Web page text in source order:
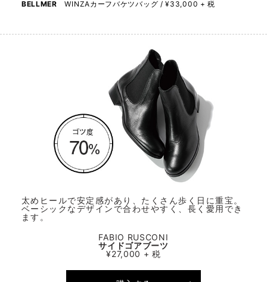
BELLMER WINZAカーフバケツバッグ / ¥33,000 + 税
太めヒールで安定感があり、たくさん歩く日に重宝。
ベーシックなデザインで合わせやすく、長く愛用でき
ます。
FABIO RUSCONI
サイドゴアブーツ
¥27,000 + 税